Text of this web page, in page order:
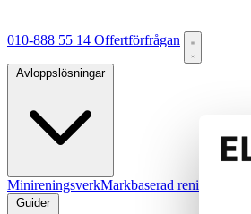
010-888 55 14 Offertförfrågan
Avloppslösningar
MinireningsverkMarkbaserad rening
Guider